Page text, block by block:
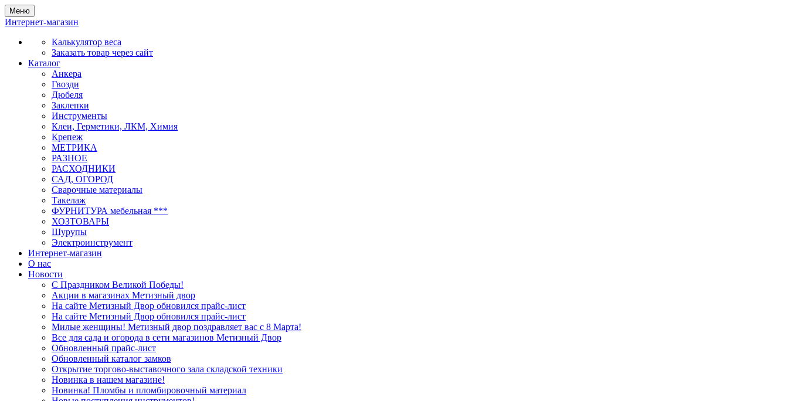
Меню
Интернет-магазин
Калькулятор веса
Заказать товар через сайт
Каталог
Анкера
Гвозди
Дюбеля
Заклепки
Инструменты
Клеи, Герметики, ЛКМ, Химия
Крепеж
МЕТРИКА
РАЗНОЕ
РАСХОДНИКИ
САД, ОГОРОД
Сварочные материалы
Такелаж
ФУРНИТУРА мебельная ***
ХОЗТОВАРЫ
Шурупы
Электроинструмент
Интернет-магазин
О нас
Новости
С Праздником Великой Победы!
Акции в магазинах Метизный двор
На сайте Метизный Двор обновился прайс-лист
На сайте Метизный Двор обновился прайс-лист
Милые женщины! Метизный двор поздравляет вас с 8 Марта!
Все для сада и огорода в сети магазинов Метизный Двор
Обновленный прайс-лист
Обновленный каталог замков
Открытие торгово-выставочного зала складской техники
Новинка в нашем магазине!
Новинка! Пломбы и пломбировочный материал